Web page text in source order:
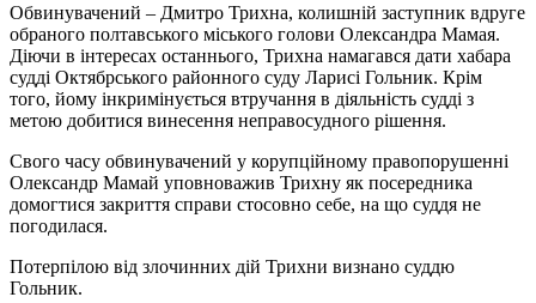
Обвинувачений – Дмитро Трихна, колишній заступник вдруге
обраного полтавського міського голови Олександра Мамая.
Діючи в інтересах останнього, Трихна намагався дати хабара
судді Октябрського районного суду Ларисі Гольник. Крім
того, йому інкримінується втручання в діяльність судді з
метою добитися винесення неправосудного рішення.
Свого часу обвинувачений у корупційному правопорушенні
Олександр Мамай уповноважив Трихну як посередника
домогтися закриття справи стосовно себе, на що суддя не
погодилася.
Потерпілою від злочинних дій Трихни визнано суддю
Гольник.